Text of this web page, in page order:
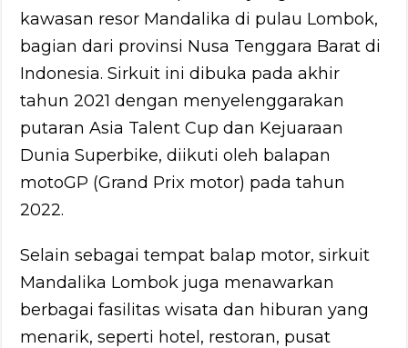
kawasan resor Mandalika di pulau Lombok,
bagian dari provinsi Nusa Tenggara Barat di
Indonesia. Sirkuit ini dibuka pada akhir
tahun 2021 dengan menyelenggarakan
putaran Asia Talent Cup dan Kejuaraan
Dunia Superbike, diikuti oleh balapan
motoGP (Grand Prix motor) pada tahun
2022.
Selain sebagai tempat balap motor, sirkuit
Mandalika Lombok juga menawarkan
berbagai fasilitas wisata dan hiburan yang
menarik, seperti hotel, restoran, pusat